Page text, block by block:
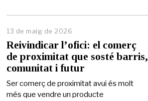
2
13 de maig de 2026
4
d
e
m
i
g
Reivindicar l’ofici: el comerç
de proximitat que sosté barris,
comunitat i futur
Ser comerç de proximitat avui és molt
més que vendre un producte